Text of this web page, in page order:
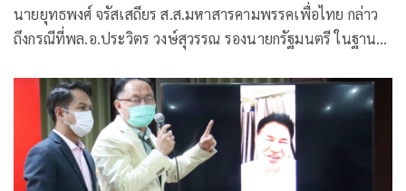
นายยุทธพงศ์ จรัสเสถียร ส.ส.มหาสารคามพรรคเพื่อไทย กล่าว
ถึงกรณีที่พล.อ.ประวิตร วงษ์สุวรรณ รองนายกรัฐมนตรี ในฐานะ
เผ่า ส.ส.พะเยา